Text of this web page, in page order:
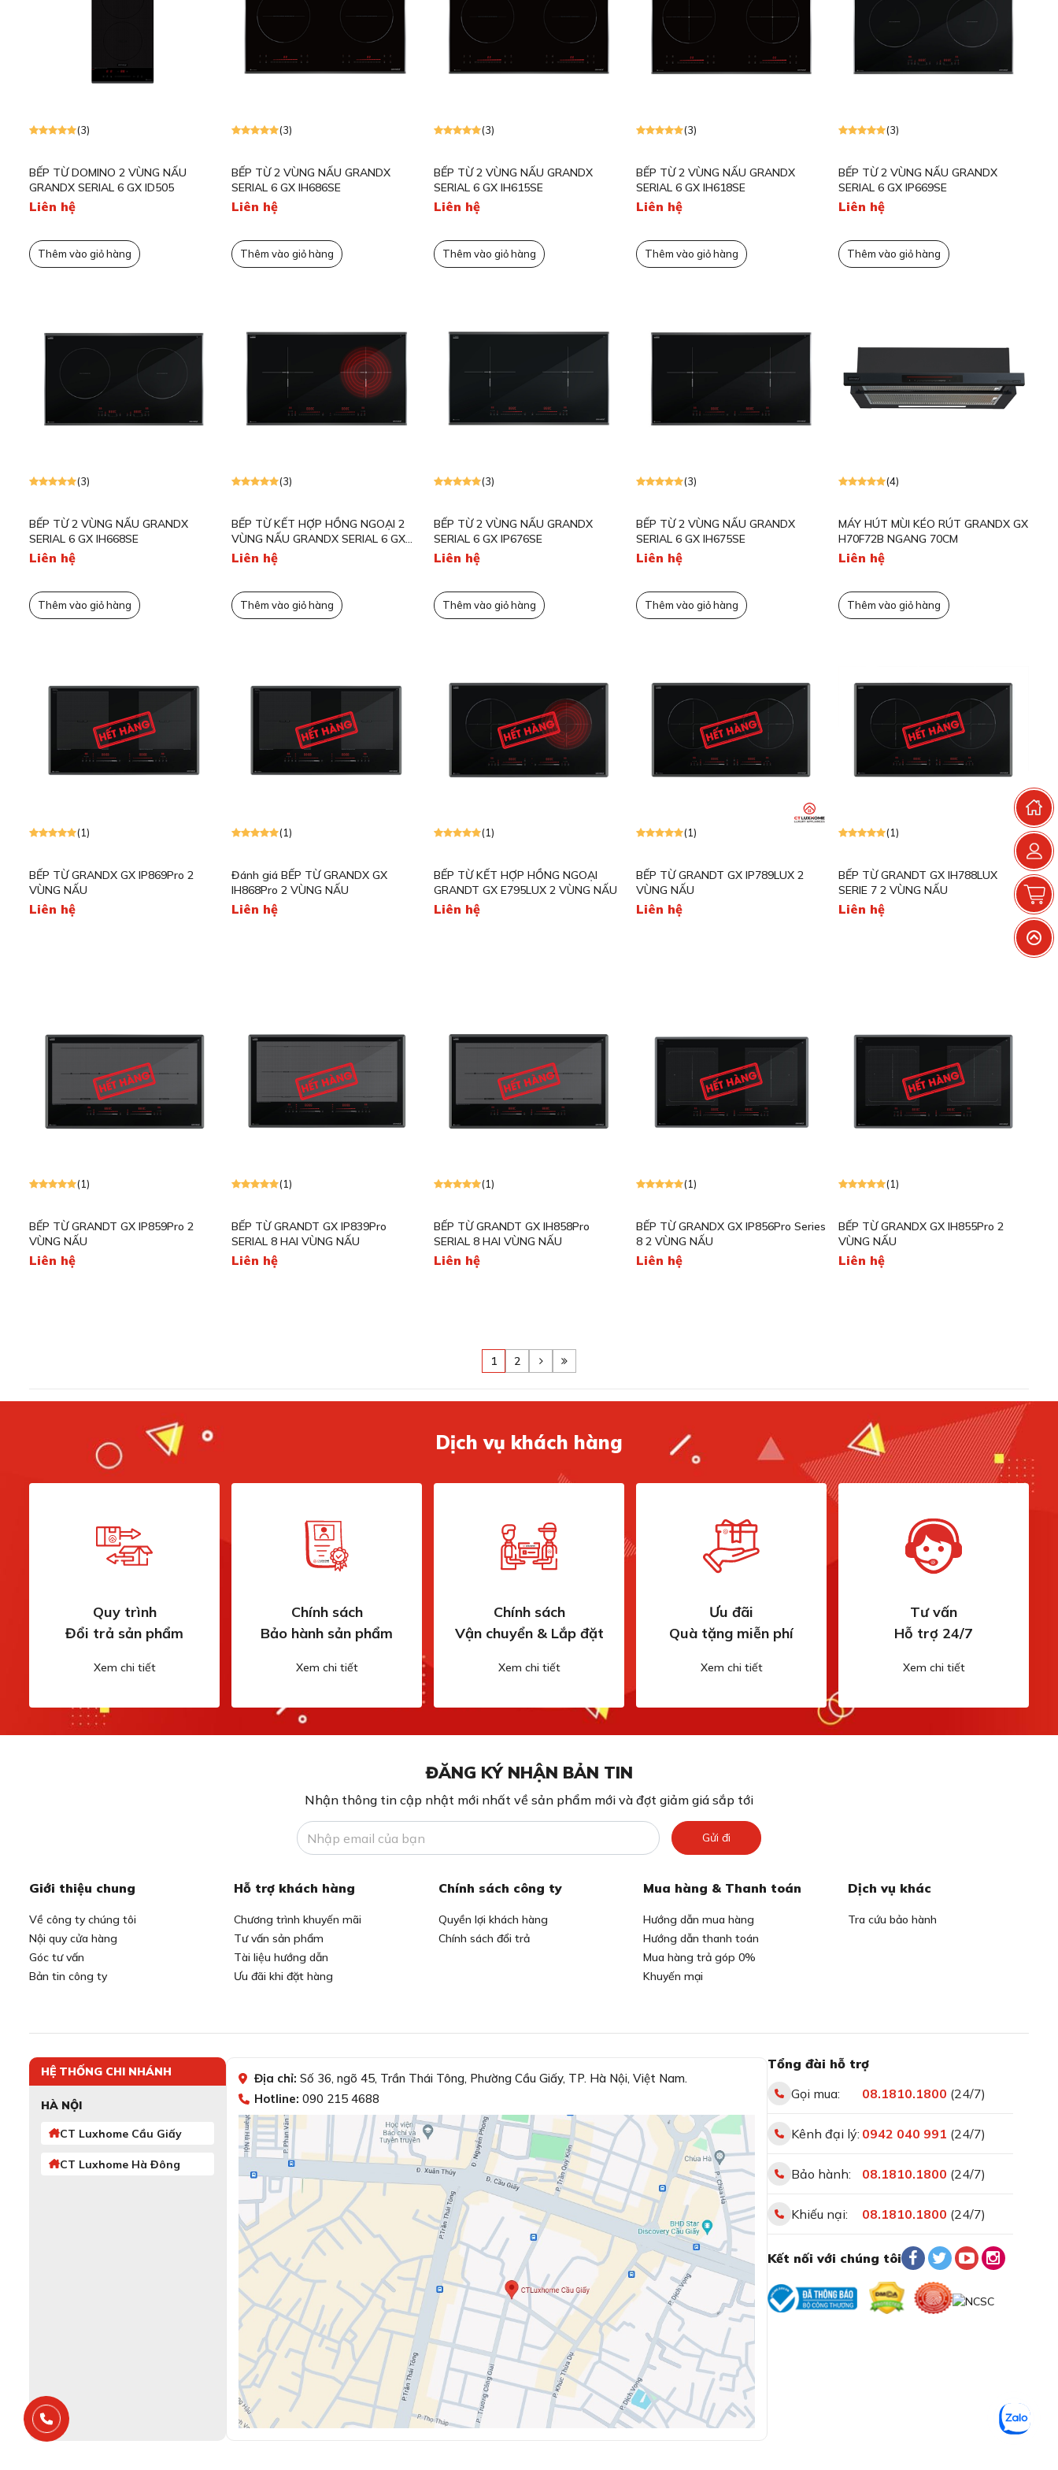
Bếp từ Rosieres
Bếp từ Munchen
Máy rửa bát Teka
Máy rửa bát Rosieres
Máy rửa bát Munchen
Lò nướng Rosieres
Lò nướng Kocher
Máy hút mùi GrandX
Máy hút mùi Brandt
Máy hút mùi Teka
Nồi cơm điện
Tủ xì gà Klarstein
LÕI LỌC
Chất tẩy rửa
(3)
BẾP TỪ DOMINO 2 VÙNG NẤU
GRANDX SERIAL 6 GX ID505
Liên hệ
Thêm vào giỏ hàng
(3)
BẾP TỪ 2 VÙNG NẤU GRANDX
SERIAL 6 GX IH686SE
Liên hệ
Thêm vào giỏ hàng
(3)
BẾP TỪ 2 VÙNG NẤU GRANDX
SERIAL 6 GX IH615SE
Liên hệ
Thêm vào giỏ hàng
(3)
BẾP TỪ 2 VÙNG NẤU GRANDX
SERIAL 6 GX IH618SE
Liên hệ
Thêm vào giỏ hàng
(3)
BẾP TỪ 2 VÙNG NẤU GRANDX
SERIAL 6 GX IP669SE
Liên hệ
Thêm vào giỏ hàng
(3)
BẾP TỪ 2 VÙNG NẤU GRANDX
SERIAL 6 GX IH668SE
Liên hệ
Thêm vào giỏ hàng
(3)
BẾP TỪ KẾT HỢP HỒNG NGOẠI 2
VÙNG NẤU GRANDX SERIAL 6 GX
E677SE
Liên hệ
Thêm vào giỏ hàng
(3)
BẾP TỪ 2 VÙNG NẤU GRANDX
SERIAL 6 GX IP676SE
Liên hệ
Thêm vào giỏ hàng
(3)
BẾP TỪ 2 VÙNG NẤU GRANDX
SERIAL 6 GX IH675SE
Liên hệ
Thêm vào giỏ hàng
(4)
MÁY HÚT MÙI KÉO RÚT GRANDX GX
H70F72B NGANG 70CM
Liên hệ
Thêm vào giỏ hàng
(1)
BẾP TỪ GRANDX GX IP869Pro 2
VÙNG NẤU
Liên hệ
(1)
Đánh giá BẾP TỪ GRANDX GX
IH868Pro 2 VÙNG NẤU
Liên hệ
(1)
BẾP TỪ KẾT HỢP HỒNG NGOẠI
GRANDT GX E795LUX 2 VÙNG NẤU
Liên hệ
(1)
BẾP TỪ GRANDT GX IP789LUX 2
VÙNG NẤU
Liên hệ
(1)
BẾP TỪ GRANDT GX IH788LUX
SERIE 7 2 VÙNG NẤU
Liên hệ
(1)
BẾP TỪ GRANDT GX IP859Pro 2
VÙNG NẤU
Liên hệ
(1)
BẾP TỪ GRANDT GX IP839Pro
SERIAL 8 HAI VÙNG NẤU
Liên hệ
(1)
BẾP TỪ GRANDT GX IH858Pro
SERIAL 8 HAI VÙNG NẤU
Liên hệ
(1)
BẾP TỪ GRANDX GX IP856Pro Series
8 2 VÙNG NẤU
Liên hệ
(1)
BẾP TỪ GRANDX GX IH855Pro 2
VÙNG NẤU
Liên hệ
1 2
Dịch vụ khách hàng
Quy trình
Đổi trả sản phẩm
Xem chi tiết
Chính sách
Bảo hành sản phẩm
Xem chi tiết
Chính sách
Vận chuyển & Lắp đặt
Xem chi tiết
Ưu đãi
Quà tặng miễn phí
Xem chi tiết
Tư vấn
Hỗ trợ 24/7
Xem chi tiết
ĐĂNG KÝ NHẬN BẢN TIN
Nhận thông tin cập nhật mới nhất về sản phẩm mới và đợt giảm giá sắp tới
Gửi đi
Giới thiệu chung
Về công ty chúng tôi
Nội quy cửa hàng
Góc tư vấn
Bản tin công ty
Hỗ trợ khách hàng
Chương trình khuyến mãi
Tư vấn sản phẩm
Tài liệu hướng dẫn
Ưu đãi khi đặt hàng
Chính sách công ty
Quyền lợi khách hàng
Chính sách đổi trả
Mua hàng & Thanh toán
Hướng dẫn mua hàng
Hướng dẫn thanh toán
Mua hàng trả góp 0%
Khuyến mại
Dịch vụ khác
Tra cứu bảo hành
HỆ THỐNG CHI NHÁNH
HÀ NỘI
CT Luxhome Cầu Giấy
CT Luxhome Hà Đông
Địa chỉ: Số 36, ngõ 45, Trần Thái Tông, Phường Cầu Giấy, TP. Hà Nội, Việt Nam.
Hotline: 090 215 4688
Tổng đài hỗ trợ
Gọi mua:
08.1810.1800 (24/7)
Kênh đại lý: 0942 040 991 (24/7)
Bảo hành: 08.1810.1800 (24/7)
Khiếu nại: 08.1810.1800 (24/7)
Kết nối với chúng tôi